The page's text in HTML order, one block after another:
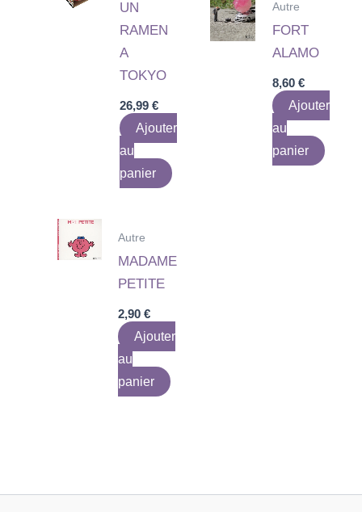
UN
RAMEN
A
TOKYO
26,99€
Ajouter
au
panier
Autre
FORT
ALAMO
8,60 €
Ajouter
au
panier
Autre
MADAME
PETITE
2,90€
Ajouter
au
panier